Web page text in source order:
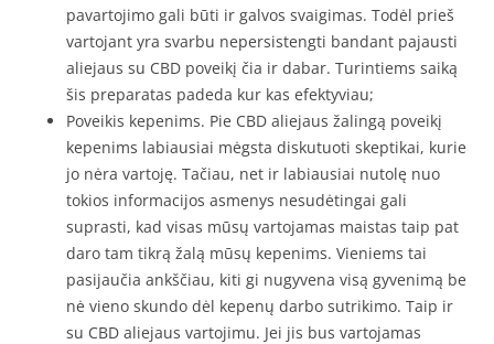
pavartojimo gali būti ir galvos svaigimas. Todėl prieš
vartojant yra svarbu nepersistengti bandant pajausti
aliejaus su CBD poveikį čia ir dabar. Turintiems saiką
šis preparatas padeda kur kas efektyviau;
Poveikis kepenims. Pie CBD aliejaus žalingą poveikį
kepenims labiausiai mėgsta diskutuoti skeptikai, kurie
jo nėra vartoję. Tačiau, net ir labiausiai nutolę nuo
tokios informacijos asmenys nesudėtingai gali
suprasti, kad visas mūsų vartojamas maistas taip pat
daro tam tikrą žalą mūsų kepenims. Vieniems tai
pasijaučia ankščiau, kiti gi nugyvena visą gyvenimą be
nė vieno skundo dėl kepenų darbo sutrikimo. Taip ir
su CBD aliejaus vartojimu. Jei jis bus vartojamas